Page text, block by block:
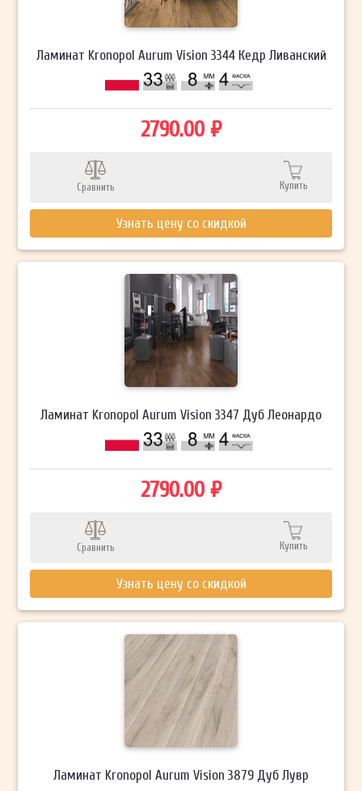
Ламинат Kronopol Aurum Vision 3344 Кедр Ливанский
2790.00 ₽
Сравнить Купить
Узнать цену со скидкой
Ламинат Kronopol Aurum Vision 3347 Дуб Леонардо
2790.00 ₽
Сравнить Купить
Узнать цену со скидкой
Ламинат Kronopol Aurum Vision 3879 Дуб Лувр